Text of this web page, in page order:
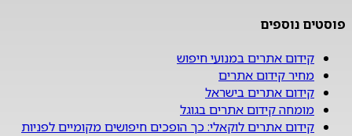
פוסטים נוספים
קידום אתרים במנועי חיפוש
מחיר קידום אתרים
קידום אתרים בישראל
מומחה קידום אתרים בגוגל
קידום אתרים לוקאלי: כך הופכים חיפושים מקומיים לפניות